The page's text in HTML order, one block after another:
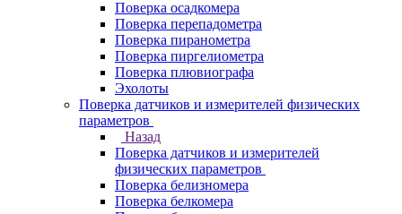
Поверка осадкомера
Поверка перепадометра
Поверка пиранометра
Поверка пиргелиометра
Поверка плювиографа
Эхолоты
Поверка датчиков и измерителей физических
параметров
Назад
Поверка датчиков и измерителей
физических параметров
Поверка белизномера
Поверка белкомера